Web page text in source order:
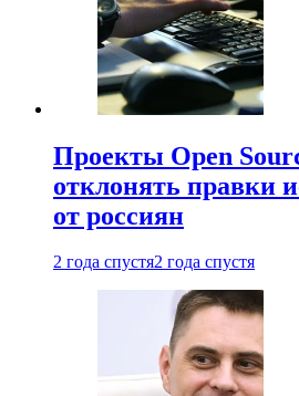
Проекты Open
отклонять правки
от россиян
2 года спустя2 года спустя